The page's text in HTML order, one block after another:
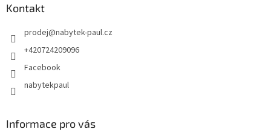
Kontakt
prodej@nabytek-paul.cz
+420724209096
Facebook
nabytekpaul
Informace pro vás